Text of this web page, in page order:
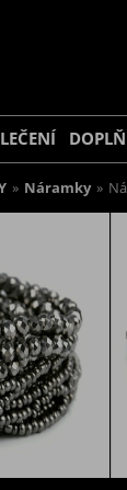
» Náramky »